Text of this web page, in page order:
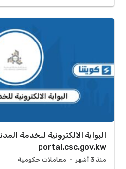
البوابة الالكترونية للخدمة
portal.csc.gov.kw
منذ 3 أشهر معاملات حكومية